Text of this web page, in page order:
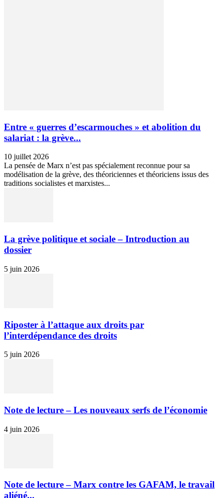
Entre « guerres d’escarmouches » et abolition du
salariat : la grève...
10 juillet 2026
La pensée de Marx n’est pas spécialement reconnue pour sa
modélisation de la grève, des théoriciennes et théoriciens issus des
traditions socialistes et marxistes...
La grève politique et sociale – Introduction au
dossier
5 juin 2026
Riposter à l’attaque aux droits par
l’interdépendance des droits
5 juin 2026
Note de lecture – Les nouveaux serfs de l’économie
4 juin 2026
Note de lecture – Marx contre les GAFAM, le travail
aliéné...